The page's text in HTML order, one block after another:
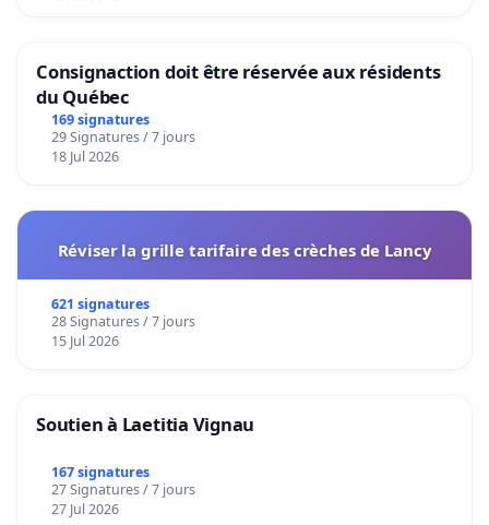
Consignaction doit être réservée aux résidents
du Québec
169 signatures
29 Signatures / 7 jours
18 Jul 2026
Réviser la grille tarifaire des crèches de Lancy
621 signatures
28 Signatures / 7 jours
15 Jul 2026
Soutien à Laetitia Vignau
167 signatures
27 Signatures / 7 jours
27 Jul 2026